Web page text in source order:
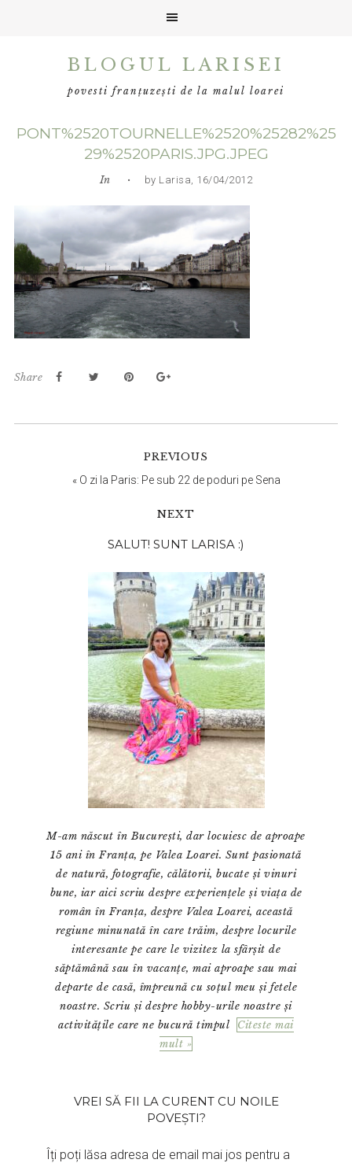
BLOGUL LARISEI
povesti franțuzești de la malul loarei
PONT%2520TOURNELLE%2520%25282%25
29%2520PARIS.JPG.JPEG
In • by Larisa, 16/04/2012
Share
PREVIOUS
« O zi la Paris: Pe sub 22 de poduri pe Sena
NEXT
principală
SALUT! SUNT LARISA :)
M-am născut în București, dar locuiesc de aproape
15 ani în Franța, pe Valea Loarei. Sunt pasionată
de natură, fotografie, călătorii, bucate și vinuri
bune, iar aici scriu despre experiențele și viața de
român în Franța, despre Valea Loarei, această
regiune minunată în care trăim, despre locurile
interesante pe care le vizitez la sfârșit de
săptămână sau în vacanțe, mai aproape sau mai
departe de casă, împreună cu soțul meu și fetele
noastre. Scriu și despre hobby-urile noastre și
activitățile care ne bucură timpul
Citeste mai
mult »
VREI SĂ FII LA CURENT CU NOILE
POVEȘTI?
Îți poți lăsa adresa de email mai jos pentru a